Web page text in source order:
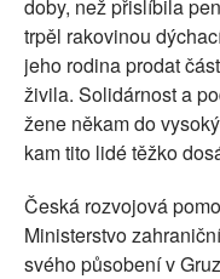
doby, než přislíbila
trpěl rakovinou
jeho rodina prodat
živila. Solidárnost a
žene někam do
kam tito lidé těžko
Česká rozvojová
Ministerstvo
svého působení v